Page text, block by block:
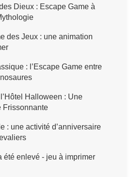
Dieux : Escape Game à
des Jeux : une animation
: l’Escape Game entre
Halloween : Une
Frissonnante
: une activité d’anniversaire
été enlevé - jeu à imprimer